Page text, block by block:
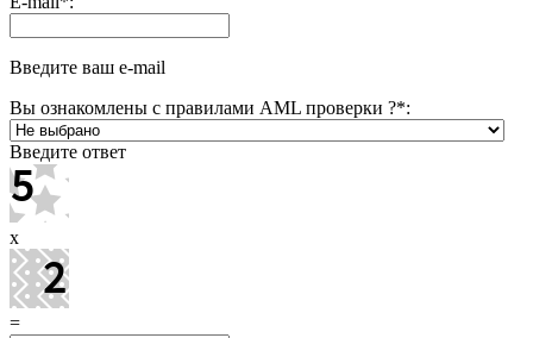
Введите ваш e-mail
Вы ознакомлены с правилами AML проверки ?*:
Введите ответ
x
=